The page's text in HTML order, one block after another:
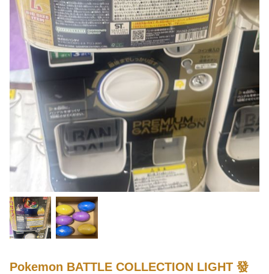
Pokemon BATTLE COLLECTION LIGHT 發